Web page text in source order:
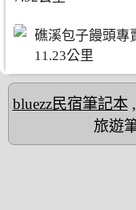
礁溪包子饅頭專
11.23公里
bluezz民宿筆記本,
旅遊